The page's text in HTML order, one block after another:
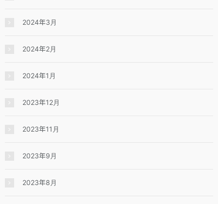
2024年3月
2024年2月
2024年1月
2023年12月
2023年11月
2023年9月
2023年8月